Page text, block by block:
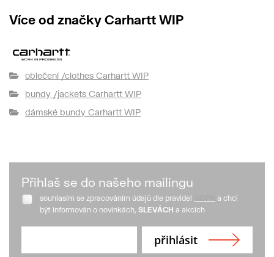
Více od značky Carhartt WIP
oblečení /clothes Carhartt WIP
bundy /jackets Carhartt WIP
dámské bundy Carhartt WIP
Přihlaš se do našeho mailingu
souhlasím se zpracováním údajů dle pravidel
a chci
být informován o novinkách, SLEVÁCH a akcích